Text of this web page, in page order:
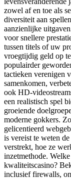
zowel af en toe als
diversiteit aan
aanzienlijke
voor snellere
tussen titels of uw
vroegtijdig geld op
populairder
tactieken verenigen
samenkomen,
ook HD-
een realistisch spel
groeiende
moderne gokkers.
gelicentieerd
is vereist te weten
verstrekt, hoe ze
inzetmethode.
kwaliteitscasino?
inclusief firewalls,